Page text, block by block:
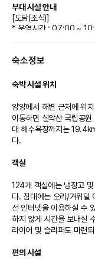
부대 시설 안내
[도담(조식)]
* 운영시간 : 07:00 ~
원, 36개월미만 무료 (뷔페
* 운영시간 : 06:30 ~
* 위치 : B1층
* 금액 : 성인 15,000원,
[카페]
* 위치 : 1층
[피트니스 센터]
* 운영시간 : 07:00 ~
* 위치 : B1층
* 투숙객 무료
* 운영시간 : 09:00 ~
숙소정보
숙박 시설 위치
양양에서 해변 근처에 위
이동하면 설악산 국립공
대 해수욕장까지는
다.
객실
124개 객실에는 냉장고
다. 침대에는 오리/거위털
선 인터넷을 이용하실 수
하지 않게 시간을 보내실
라이어 및 슬리퍼도 마련
편의 시설